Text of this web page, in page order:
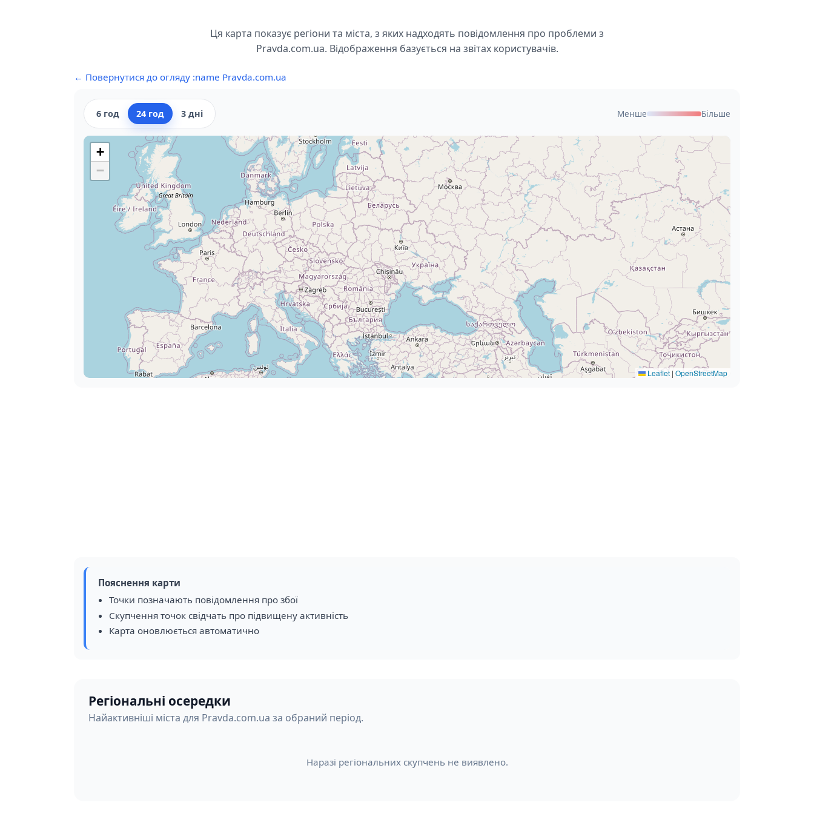
Ця карта показує регіони та міста, з яких надходять повідомлення про проблеми з
Pravda.com.ua. Відображення базується на звітах користувачів.
← Повернутися до огляду :name Pravda.com.ua
6 год 24 год 3 дні Менше Більше
+
−
Leaflet | OpenStreetMap
Пояснення карти
Точки позначають повідомлення про збої
Скупчення точок свідчать про підвищену активність
Карта оновлюється автоматично
Регіональні осередки
Найактивніші міста для Pravda.com.ua за обраний період.
Наразі регіональних скупчень не виявлено.